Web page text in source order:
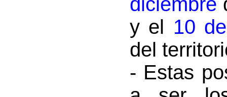
y el 10
del
- Estas